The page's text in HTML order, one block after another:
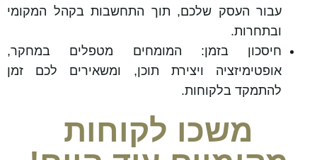
עבור העסק שלכם, תוך התחשבות בקהל המקומי
ובתחרות.
חיסכון בזמן: המומחים מטפלים במחקר,
אופטימיזציה ויצירת תוכן, ומשאירים לכם זמן
להתמקד בלקוחות.
משכו לקוחות